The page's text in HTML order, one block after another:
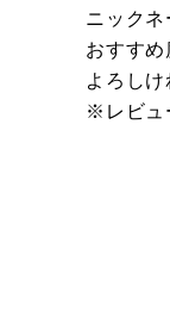
ニックネ
おすすめ
よろしけ
※レビュ